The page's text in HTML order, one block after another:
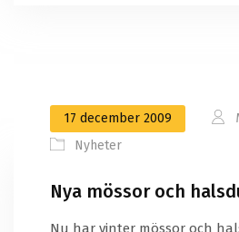
17 december 2009
Nyheter
Nya mössor och
Nu har vinter mössor och